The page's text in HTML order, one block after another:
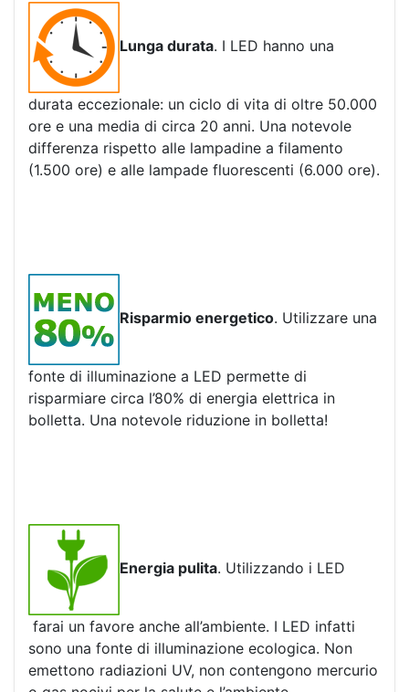
Lunga durata. I LED hanno una
durata eccezionale: un ciclo di vita di oltre 50.000
ore e una media di circa 20 anni. Una notevole
differenza rispetto alle lampadine a filamento
(1.500 ore) e alle lampade fluorescenti (6.000 ore).
Risparmio energetico. Utilizzare una
fonte di illuminazione a LED permette di
risparmiare circa l’80% di energia elettrica in
bolletta. Una notevole riduzione in bolletta!
Energia pulita. Utilizzando i LED
farai un favore anche all’ambiente. I LED infatti
sono una fonte di illuminazione ecologica. Non
emettono radiazioni UV, non contengono mercurio